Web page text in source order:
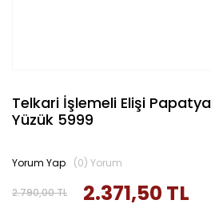
Telkari İşlemeli Elişi
Yüzük 5999
2.790,00 TL 2.371,50 TL
Yorum Yap (0) Yorum